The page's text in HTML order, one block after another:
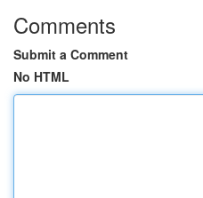
Comments
Submit a Comment
No HTML